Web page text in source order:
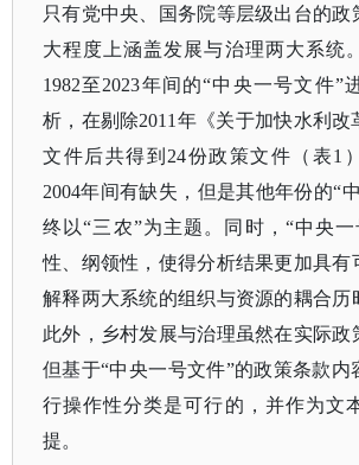
只有党中央、国务院等层级出台的政
大程度上涵盖发展与治理两大系统
1982至2023年间的“中央一号文件”
析，在剔除2011年《关于加快水利改
文件后共得到24份政策文件（表1
2004年间有缺失，但是其他年份的“
终以“三农”为主题。同时，“中央
性、纲领性，使得分析结果更加具有
解释两大系统的组织与资源的耦合历
此外，乡村发展与治理虽然在实际政
但基于“中央一号文件”的政策条款内
行操作性分类是可行的，并作为文
提。